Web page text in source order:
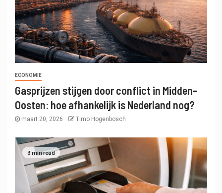
ECONOMIE
Gasprijzen stijgen door conflict in Midden-
Oosten: hoe afhankelijk is Nederland nog?
maart 20, 2026 Timo Hogenbosch
3 min read